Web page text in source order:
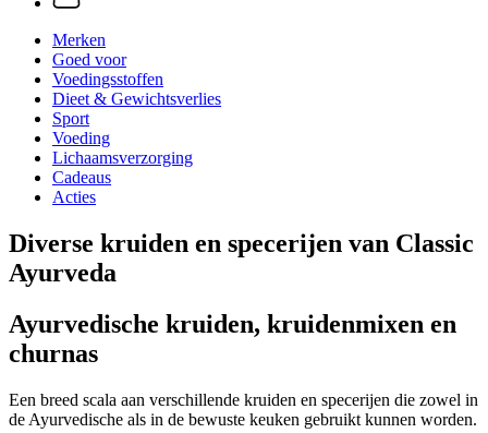
Merken
Goed voor
Voedingsstoffen
Dieet & Gewichtsverlies
Sport
Voeding
Lichaamsverzorging
Cadeaus
Acties
Diverse kruiden en specerijen van Classic
Ayurveda
Ayurvedische kruiden, kruidenmixen en
churnas
Een breed scala aan verschillende kruiden en specerijen die zowel in
de Ayurvedische als in de bewuste keuken gebruikt kunnen worden.